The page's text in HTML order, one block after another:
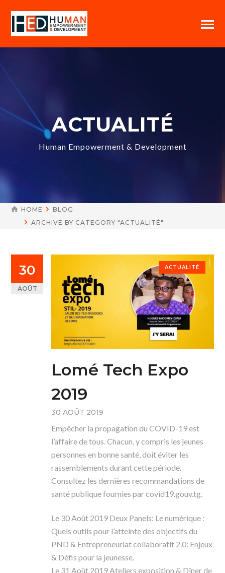
ACTUALITÉ
Human Empowerment & Development
HOME
BLOG
ARCHIVE BY CATEGORY "ACTUALITÉ"
30
AOÛT
ACTUALITÉ
Lomé Tech Expo
2019
30 AOÛT 2019
Empêcher la propagation du COVID-19 est
l’affaire de tous. Chacun, y compris les jeunes
personnes en bonne santé, doit éviter les
rassemblements durant cette période.
Consultez les dernières recommandations de
santé publique fournies par covid19.gouv.tg.
Le 30 Août 2019 Deux Panels: Le numérique :
Quels outils pour l’atteinte des objectifs du
PND & Entrepreneuriat collaboratif 2.0: Enjeux
& Défis pour la jeunesse.
Le 31 Août 2019 Ateliers exposition & Dîner de